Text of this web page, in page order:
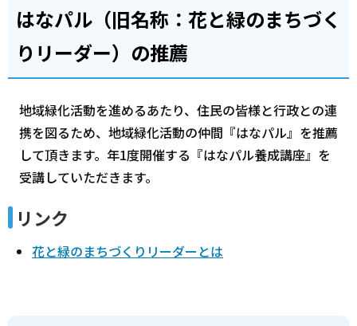
はなパル（旧名称：花と緑のまちづく
りリーダー）の推薦
地域緑化活動を進めるあたり、住民の皆様と行政との連
携を図るため、地域緑化活動の仲間『はなパル』を推薦
して頂きます。年1度開催する『はなパル養成講座』を
受講していただきます。
リンク
花と緑のまちづくりリーダーとは